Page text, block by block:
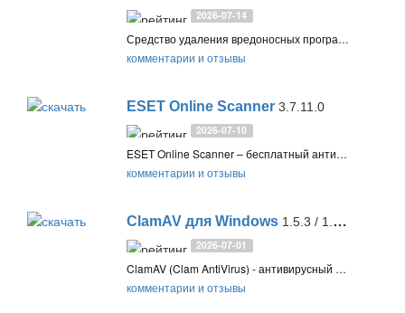
2026-07-14
Средство удаления вредоносных программ для Windows (KB890830) проверяет компьютеры на наличие распространенных вредоносных программ и удаляет их
комментарии и отзывы
ESET Online Scanner 3.7.11.0
2026-07-10
ESET Online Scanner – бесплатный антивирусный сканер на движке ThreatSense и сигнатурах ESET NOD32. Обнаруживает и удаляет вредоносное и потенциально нежелательное ПО, обновляя базы перед каждой проверкой
комментарии и отзывы
ClamAV для Windows 1.5.3 / 1.4.5 LTS
2026-07-01
ClamAV (Clam AntiVirus) - антивирусный инструмент для UNIX систем и Windows с открытым исходным кодом. Разработан для обнаружения угроз в сообщениях электронной почты и других файлах, имеет интерфейс командной строки
комментарии и отзывы